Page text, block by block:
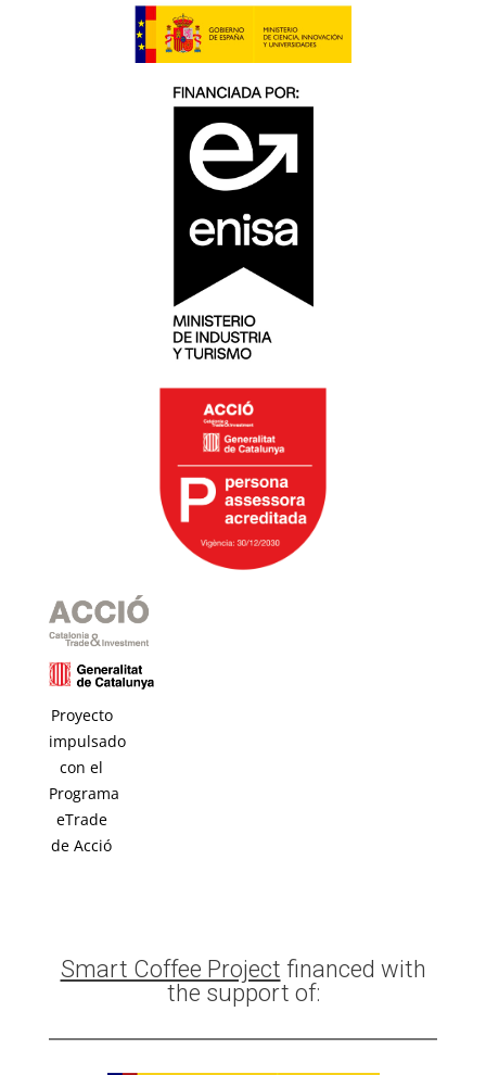
Proyecto
impulsado
con el
Programa
eTrade
de Acció
Smart Coffee Project financed with
the support of: